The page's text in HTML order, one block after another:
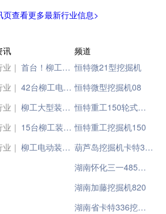
页查看更多最新行业信息>
讯
｜
首台！柳工电动装载机亮相厄瓜多尔
｜
42台柳工电动装载机批量交付
｜
柳工大型装载机批量发往西非
｜
15台柳工装载机交付全球铁路巨头 ！
｜
柳工电动装载机实现欧洲市场“首台突破”！
频道
恒特微21型挖掘机
恒特微型挖掘机08
恒特重工150轮式挖掘机
恒特重工挖掘机150
葫芦岛挖掘机卡特320
湖南怀化三一485挖掘机
湖南加藤挖掘机820
湖南省卡特336挖掘机